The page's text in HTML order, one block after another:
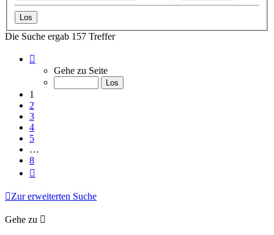
Die Suche ergab 157 Treffer
von
Gehe zu Seite
1
2
3
4
5
…
8
Zur erweiterten Suche
Gehe zu